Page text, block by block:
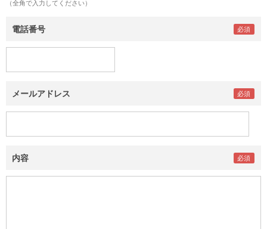
（全角で入力してください）
電話番号
メールアドレス
内容